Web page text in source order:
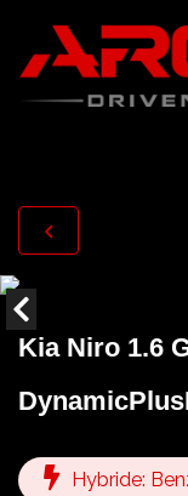
Kia Niro 1.6
Hybride: